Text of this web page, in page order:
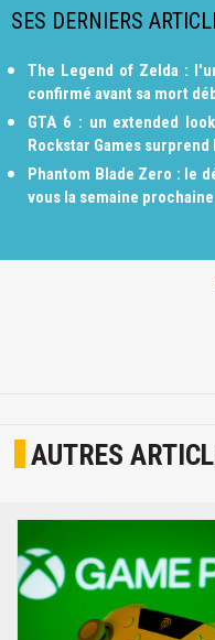
SES DERNIERS
The Legend of Zelda :
confirmé avant sa mort
GTA 6 : un extended
Rockstar Games
Phantom Blade Zero : le
vous la semaine
AUTRES